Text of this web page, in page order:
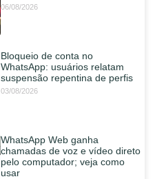
06/08/2026
Bloqueio de conta no
WhatsApp: usuários relatam
suspensão repentina de perfis
03/08/2026
WhatsApp Web ganha
chamadas de voz e vídeo direto
pelo computador; veja como
usar